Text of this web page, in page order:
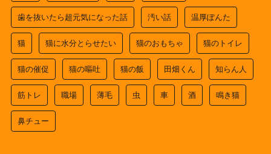
歯を抜いたら超元気になった話 汚い話 温厚ぽんた
猫 猫に水分とらせたい 猫のおもちゃ 猫のトイレ
猫の催促 猫の嘔吐 猫の飯 田畑くん 知らん人
筋トレ 職場 薄毛 虫 車 酒 鳴き猫
鼻チュー